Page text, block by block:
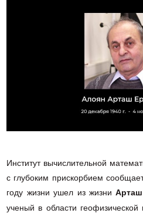
Институт вычислительной
с глубоким прискорбием
году жизни ушел из жизни
ученый в области